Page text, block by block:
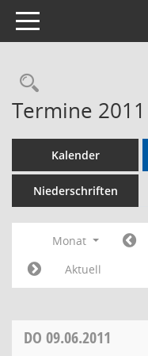
Toggle navigation
Termine 2011
Kalender
Niederschriften
Monat
Aktuell
DO 09.06.2011